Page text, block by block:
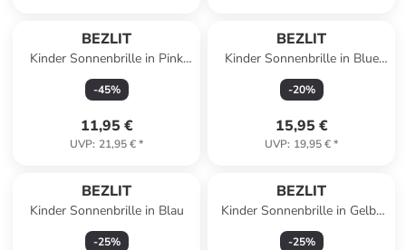
BEZLIT
Kinder Sonnenbrille in Pink
Rosa
-45%
11,95 €
UVP: 21,95 €*
BEZLIT
Kinder Sonnenbrille in Blue
Yellow Black - Schwarz
-20%
15,95 €
UVP: 19,95 €*
BEZLIT
Kinder Sonnenbrille in Blau
-25%
BEZLIT
Kinder Sonnenbrille in Gelb-
Blau
-25%